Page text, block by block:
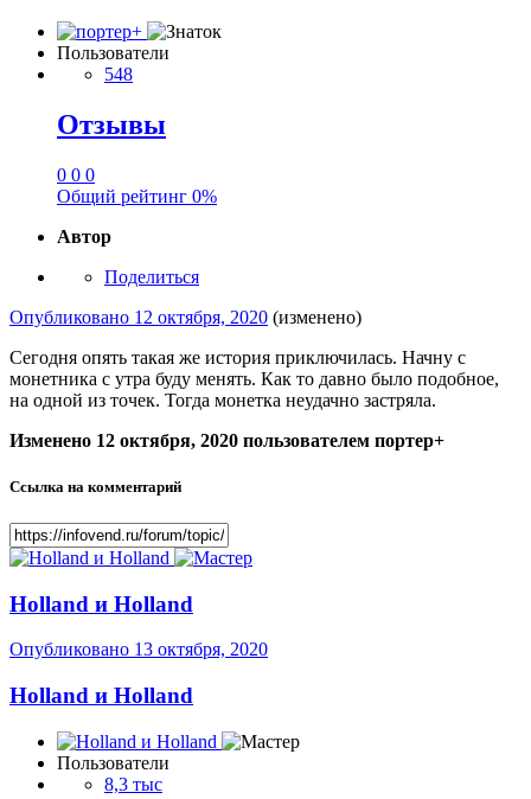
Пользователи
548
Отзывы
0 0 0
Общий рейтинг 0%
Автор
Поделиться
Опубликовано 12 октября, 2020 (изменено)
Сегодня опять такая же история приключилась. Начну с
монетника с утра буду менять. Как то давно было подобное,
на одной из точек. Тогда монетка неудачно застряла.
Изменено 12 октября, 2020 пользователем портер+
Ссылка на комментарий
Holland и Holland
Опубликовано 13 октября, 2020
Holland и Holland
Пользователи
8,3 тыс